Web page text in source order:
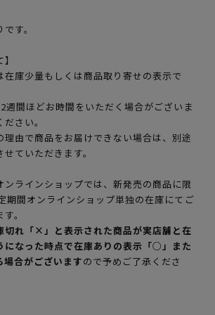
す。
庫少量もしくは商品取り寄せの表示で
週間ほどお時間をいただく場合がございま
さい。
理由で商品をお届けできない場合は、別途
ていただきます。
ンラインショップでは、新発売の商品に限
期間オンラインショップ単独の在庫にてご
。
切れ「×」と表示された商品が実店舗と在
になった時点で在庫ありの表示「○」また
合がございますので予めご了承くださ